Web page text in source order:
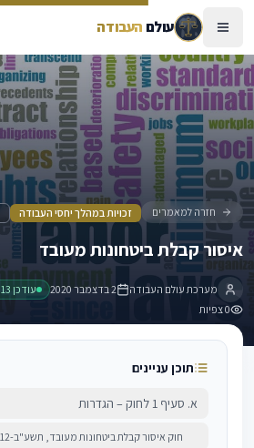
עולםהעבודה
איסור קבלת ביטחונות מעובד
חזרה למאמרים זכויות במהלך יחסי העבודה
איסור קבלת ביטחונות מעובד
מערכת עולם העבודה 2 בדצמבר 2020 עודכן 13 במאי 2026
0צפיות
תוכן עניינים
א. סעיף 1 לחוק – הגדרות
חוק איסור קבלת ביטחונות מעובד, תשע"ב-2012